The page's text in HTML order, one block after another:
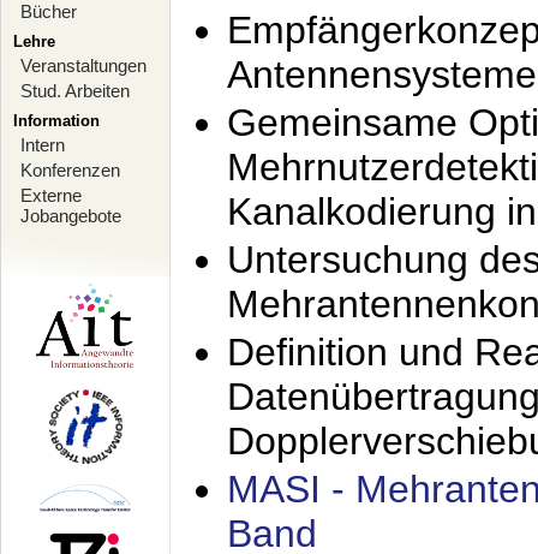
Bücher
Lehre
Veranstaltungen
Stud. Arbeiten
Information
Intern
Konferenzen
Externe
Jobangebote
Antennensysteme
Gemeinsame
Kanalkodierung
Untersuchung
Definition und
MASI -
Band